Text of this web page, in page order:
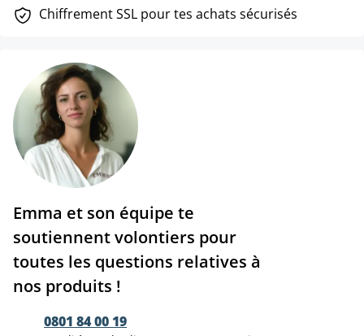
Chiffrement SSL pour tes achats sécurisés
Emma et son équipe te
soutiennent volontiers pour
toutes les questions relatives à
nos produits !
0801 84 00 19